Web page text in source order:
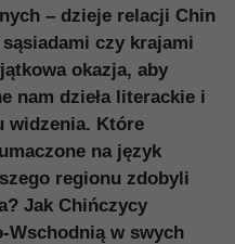
– dzieje relacji Chin
czy krajami
okazja, aby
nam dzieła literackie i
widzenia. Które
na język
regionu zdobyli
Jak Chińczycy
Wschodnią w swych